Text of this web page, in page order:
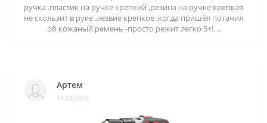
ручка .пластик на ручке крепкий ,резина на ручке крепкая
не скользит в руке .лезвие крепкое .когда пришёл потачил
об кожаный ремень -просто режит легко 5+!. ..
Артем
14.03.2022